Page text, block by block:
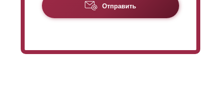
Отправить